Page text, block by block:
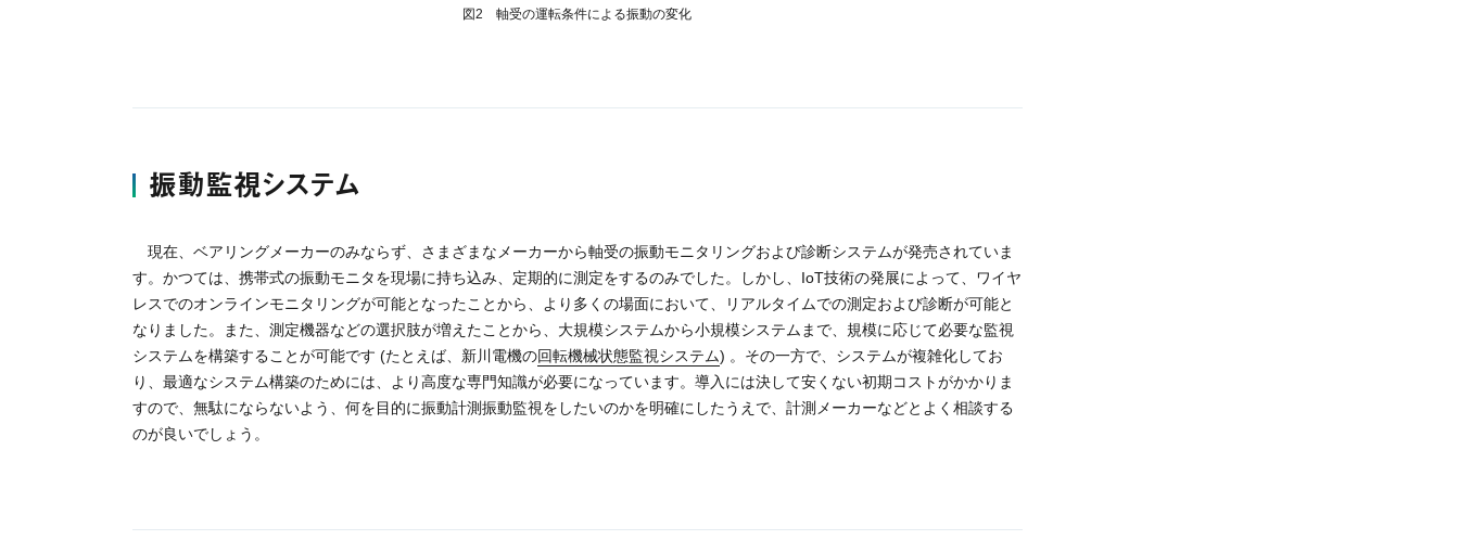
図2 軸受の運転条件による振動の変化
振動監視システム
現在、ベアリングメーカーのみならず、さまざまなメーカーから軸受の振動モニタリングおよび診断システムが発売されていま
す。かつては、携帯式の振動モニタを現場に持ち込み、定期的に測定をするのみでした。しかし、IoT技術の発展によって、ワイヤ
レスでのオンラインモニタリングが可能となったことから、より多くの場面において、リアルタイムでの測定および診断が可能と
なりました。また、測定機器などの選択肢が増えたことから、大規模システムから小規模システムまで、規模に応じて必要な監視
システムを構築することが可能です (たとえば、新川電機の回転機械状態監視システム) 。その一方で、システムが複雑化してお
り、最適なシステム構築のためには、より高度な専門知識が必要になっています。導入には決して安くない初期コストがかかりま
すので、無駄にならないよう、何を目的に振動計測振動監視をしたいのかを明確にしたうえで、計測メーカーなどとよく相談する
のが良いでしょう。